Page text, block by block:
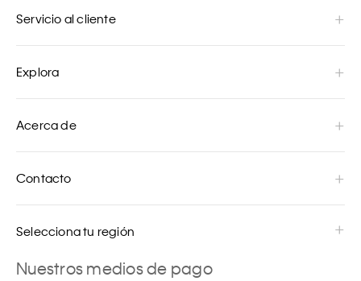
Servicio al cliente
Explora
Acerca de
Contacto
Selecciona tu región
Nuestros medios de pago